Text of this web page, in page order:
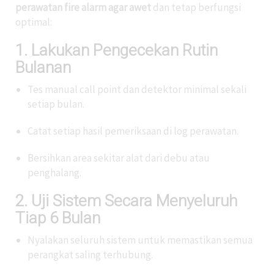
perawatan fire alarm agar awet dan tetap berfungsi
optimal:
1. Lakukan Pengecekan Rutin
Bulanan
Tes manual call point dan detektor minimal sekali
setiap bulan.
Catat setiap hasil pemeriksaan di log perawatan.
Bersihkan area sekitar alat dari debu atau
penghalang.
2. Uji Sistem Secara Menyeluruh
Tiap 6 Bulan
Nyalakan seluruh sistem untuk memastikan semua
perangkat saling terhubung.